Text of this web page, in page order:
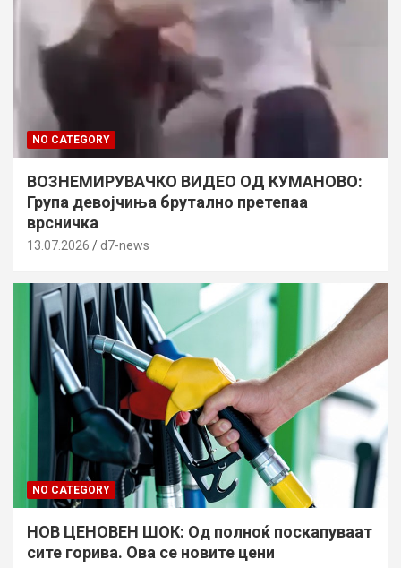
NO CATEGORY
ВОЗНЕМИРУВАЧКО ВИДЕО ОД КУМАНОВО:
Група девојчиња брутално претепаа
врсничка
13.07.2026 d7-news
NO CATEGORY
НОВ ЦЕНОВЕН ШОК: Од полноќ поскапуваат
сите горива. Ова се новите цени